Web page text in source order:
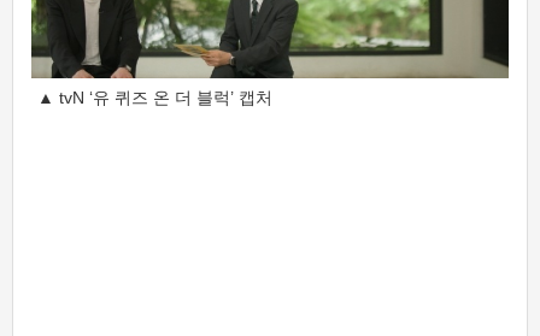
▲ tvN ‘유 퀴즈 온 더 블럭’ 캡처